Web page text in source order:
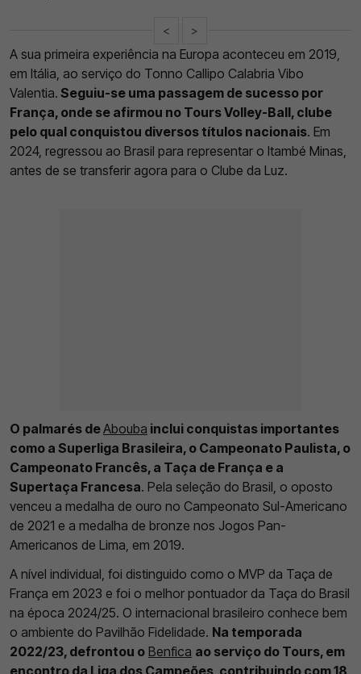
< >
A sua primeira experiência na Europa aconteceu em 2019,
em Itália, ao serviço do Tonno Callipo Calabria Vibo
Valentia. Seguiu-se uma passagem de sucesso por
França, onde se afirmou no Tours Volley-Ball, clube
pelo qual conquistou diversos títulos nacionais. Em
2024, regressou ao Brasil para representar o Itambé Minas,
antes de se transferir agora para o Clube da Luz.
O palmarés deAbouba inclui conquistas importantes
como a Superliga Brasileira, o Campeonato Paulista, o
Campeonato Francês, a Taça de França e a
Supertaça Francesa. Pela seleção do Brasil, o oposto
venceu a medalha de ouro no Campeonato Sul-Americano
de 2021 e a medalha de bronze nos Jogos Pan-
Americanos de Lima, em 2019.
A nível individual, foi distinguido como o MVP da Taça de
França em 2023 e foi o melhor pontuador da Taça do Brasil
na época 2024/25. O internacional brasileiro conhece bem
o ambiente do Pavilhão Fidelidade. Na temporada
2022/23, defrontou o Benfica ao serviço do Tours, em
encontro da Liga dos Campeões, contribuindo com 18